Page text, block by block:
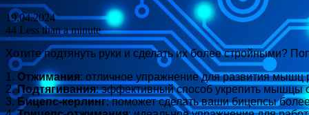
19.04.2024
44 Less than a minute
Хотите подтянуть руки и сделать их более стройными?
1. Отжимания: отличное упражнение для развития мышц
2.Подтягивания: эффективный способ укрепить мышцы
3.Бицепс-керлинг: поможет сделать ваши бицепсы